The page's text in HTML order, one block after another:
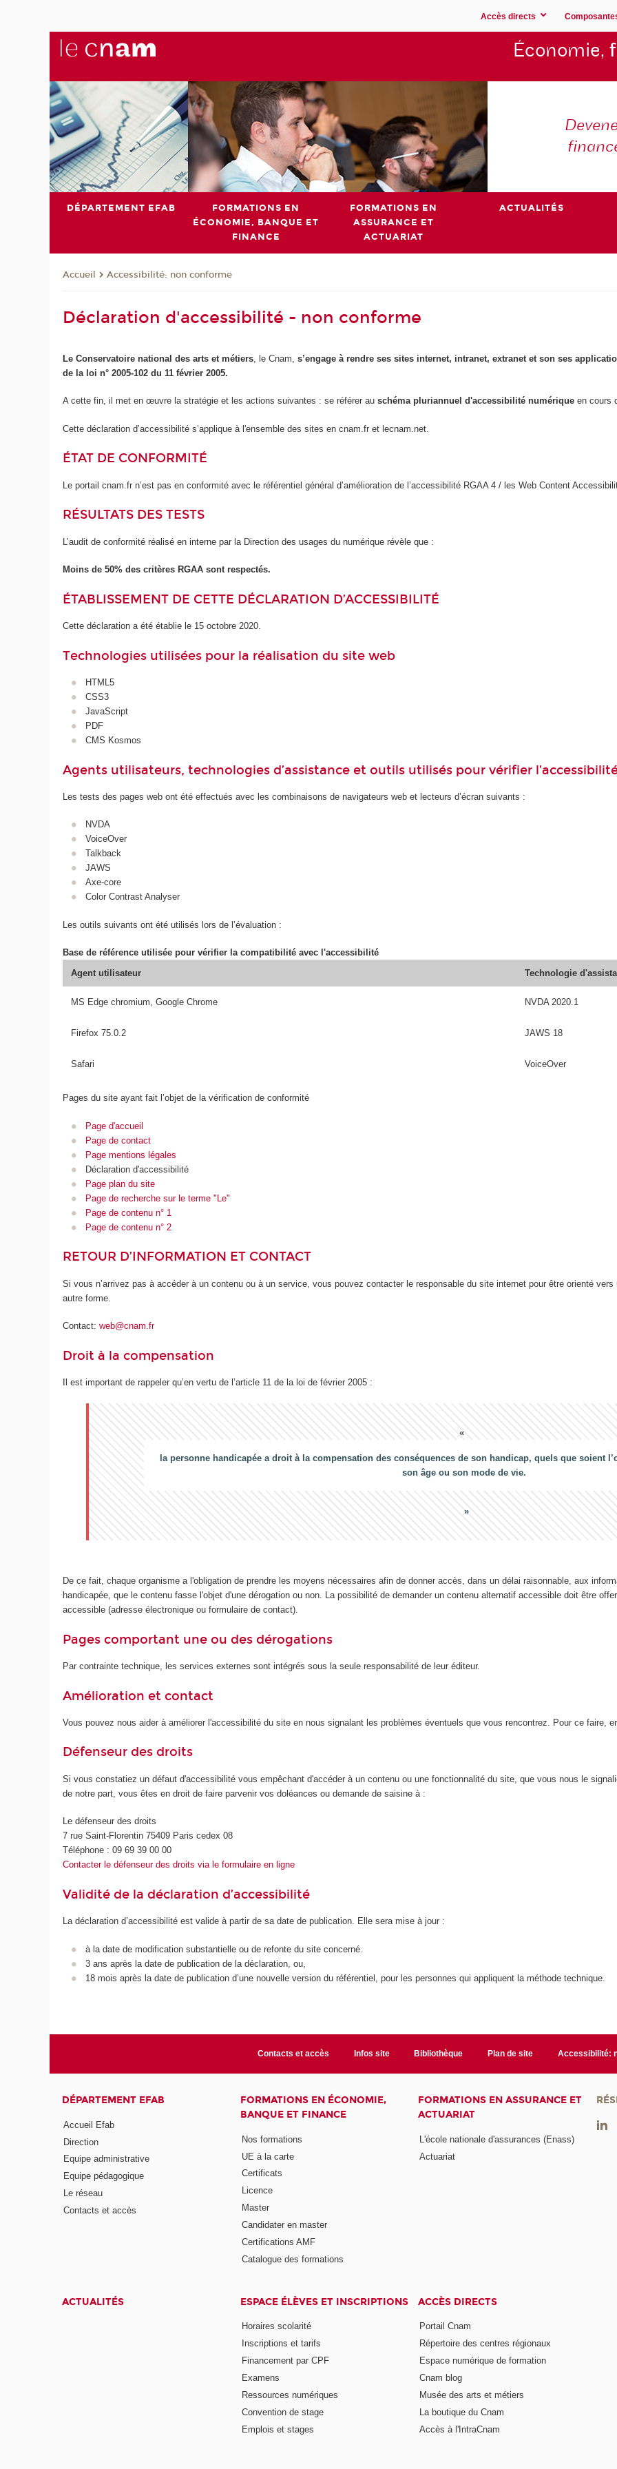
Accès directs
Économie,
DÉPARTEMENT EFAB
FORMATIONS EN
ÉCONOMIE, BANQUE ET
FINANCE
FORMATIONS EN
ASSURANCE ET
ACTUARIAT
ACTUALITÉS
Accueil Accessibilité: non conforme
Déclaration d'accessibilité - non conforme
Le Conservatoire national des arts et métiers , le Cnam,s’engage à rendre ses sites internet, intranet, extranet et son ses
de la loi n° 2005-102 du 11 février 2005.
A cette fin, il met en œuvre la stratégie et les actions suivantes : se référer auschéma pluriannuel d'accessibilité numérique en cours
Cette déclaration d’accessibilité s’applique à l'ensemble des sites en cnam.fr et lecnam.net.
ÉTAT DE CONFORMITÉ
Le portail cnam.fr n’est pas en conformité avec le référentiel général d’amélioration de l’accessibilité RGAA 4 / les Web Content
RÉSULTATS DES TESTS
L’audit de conformité réalisé en interne par la Direction des usages du numérique révèle que :
Moins de 50% des critères RGAA sont respectés.
ÉTABLISSEMENT DE CETTE DÉCLARATION D’ACCESSIBILITÉ
Cette déclaration a été établie le 15 octobre 2020.
Technologies utilisées pour la réalisation du site web
HTML5
CSS3
JavaScript
PDF
CMS Kosmos
Agents utilisateurs, technologies d’assistance et outils utilisés pour vérifier
Les tests des pages web ont été effectués avec les combinaisons de navigateurs web et lecteurs d’écran suivants :
NVDA
VoiceOver
Talkback
JAWS
Axe-core
Color Contrast Analyser
Les outils suivants ont été utilisés lors de l’évaluation :
Base de référence utilisée pour vérifier la compatibilité avec l'accessibilité
Agent utilisateur
Technologie
MS Edge chromium, Google Chrome NVDA 2020.1
Firefox 75.0.2 JAWS 18
Safari VoiceOver
Pages du site ayant fait l’objet de la vérification de conformité
Page d'accueil
Page de contact
Page mentions légales
Déclaration d'accessibilité
Page plan du site
Page de recherche sur le terme "Le"
Page de contenu n° 1
Page de contenu n° 2
RETOUR D’INFORMATION ET CONTACT
Si vous n’arrivez pas à accéder à un contenu ou à un service, vous pouvez contacter le responsable du site internet pour être orienté
autre forme.
Contact:web@cnam.fr
Droit à la compensation
Il est important de rappeler qu’en vertu de l’article 11 de la loi de février 2005 :
la personne handicapée a droit à la compensation des conséquences de son handicap, quels que soient
son âge ou son mode de vie.
De ce fait, chaque organisme a l'obligation de prendre les moyens nécessaires afin de donner accès, dans un délai raisonnable, aux
handicapée, que le contenu fasse l'objet d'une dérogation ou non. La possibilité de demander un contenu alternatif accessible doit être
accessible (adresse électronique ou formulaire de contact).
Pages comportant une ou des dérogations
Par contrainte technique, les services externes sont intégrés sous la seule responsabilité de leur éditeur.
Amélioration et contact
Vous pouvez nous aider à améliorer l'accessibilité du site en nous signalant les problèmes éventuels que vous rencontrez. Pour ce faire,
Défenseur des droits
Si vous constatiez un défaut d'accessibilité vous empêchant d'accéder à un contenu ou une fonctionnalité du site, que vous nous le
de notre part, vous êtes en droit de faire parvenir vos doléances ou demande de saisine à :
Le défenseur des droits
7 rue Saint-Florentin 75409 Paris cedex 08
Téléphone : 09 69 39 00 00
Contacter le défenseur des droits via le formulaire en ligne
Validité de la déclaration d’accessibilité
La déclaration d’accessibilité est valide à partir de sa date de publication. Elle sera mise à jour :
à la date de modification substantielle ou de refonte du site concerné.
3 ans après la date de publication de la déclaration, ou,
18 mois après la date de publication d’une nouvelle version du référentiel, pour les personnes qui appliquent la méthode technique.
Contacts et accès Infos site Bibliothèque Plan de site Accessibilité:
DÉPARTEMENT EFAB
Accueil Efab
Direction
Equipe administrative
Equipe pédagogique
Le réseau
Contacts et accès
FORMATIONS EN ÉCONOMIE,
BANQUE ET FINANCE
Nos formations
UE à la carte
Certificats
Licence
Master
Candidater en master
Certifications AMF
Catalogue des formations
FORMATIONS EN ASSURANCE ET
ACTUARIAT
L'école nationale d'assurances (Enass)
Actuariat
ACTUALITÉS ESPACE ÉLÈVES ET INSCRIPTIONS
Horaires scolarité
Inscriptions et tarifs
Financement par CPF
Examens
Ressources numériques
Convention de stage
Emplois et stages
ACCÈS DIRECTS
Portail Cnam
Répertoire des centres régionaux
Espace numérique de formation
Cnam blog
Musée des arts et métiers
La boutique du Cnam
Accès à l'IntraCnam